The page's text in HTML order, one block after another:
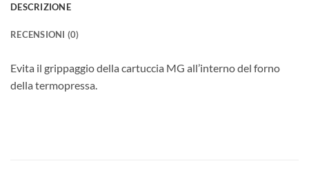
DESCRIZIONE
RECENSIONI (0)
Evita il grippaggio della cartuccia MG all’interno del forno
della termopressa.